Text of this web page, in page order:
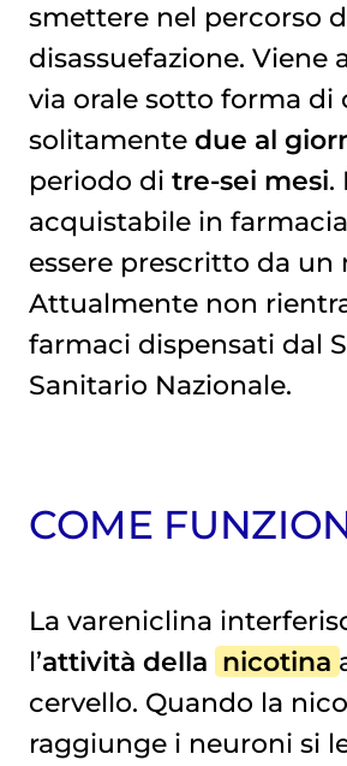
smettere nel percorso
disassuefazione. Viene
via orale sotto forma di
solitamente due al
periodo di tre-sei mesi.
acquistabile in
essere prescritto da un
Attualmente non
farmaci dispensati dal
Sanitario Nazionale.
COME
La vareniclina
l’attività della nicotina
cervello. Quando la
raggiunge i neuroni si